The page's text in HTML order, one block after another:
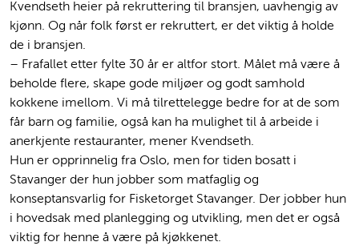
Kvendseth heier på rekruttering til bransjen, uavhengig av
kjønn. Og når folk først er rekruttert, er det viktig å holde
de i bransjen.
– Frafallet etter fylte 30 år er altfor stort. Målet må være å
beholde flere, skape gode miljøer og godt samhold
kokkene imellom. Vi må tilrettelegge bedre for at de som
får barn og familie, også kan ha mulighet til å arbeide i
anerkjente restauranter, mener Kvendseth.
Hun er opprinnelig fra Oslo, men for tiden bosatt i
Stavanger der hun jobber som matfaglig og
konseptansvarlig for Fisketorget Stavanger. Der jobber hun
i hovedsak med planlegging og utvikling, men det er også
viktig for henne å være på kjøkkenet.